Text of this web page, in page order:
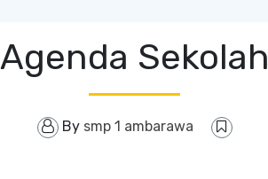
Agenda Sekolah
By smp 1 ambarawa